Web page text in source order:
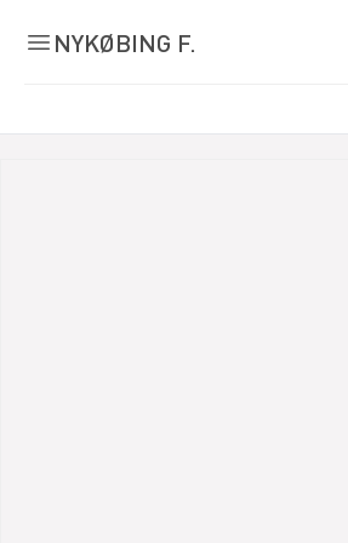
NYKØBING F.